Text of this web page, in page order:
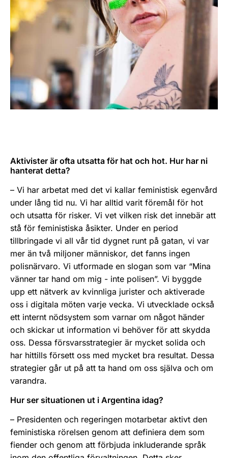
Aktivister är ofta utsatta för hat och hot. Hur har ni
hanterat detta?
– Vi har arbetat med det vi kallar feministisk egenvård
under lång tid nu. Vi har alltid varit föremål för hot
och utsatta för risker. Vi vet vilken risk det innebär att
stå för feministiska åsikter. Under en period
tillbringade vi all vår tid dygnet runt på gatan, vi var
mer än två miljoner människor, det fanns ingen
polisnärvaro. Vi utformade en slogan som var “Mina
vänner tar hand om mig - inte polisen”. Vi byggde
upp ett nätverk av kvinnliga jurister och aktiverade
oss i digitala möten varje vecka. Vi utvecklade också
ett internt nödsystem som varnar om något händer
och skickar ut information vi behöver för att skydda
oss. Dessa försvarsstrategier är mycket solida och
har hittills försett oss med mycket bra resultat. Dessa
strategier går ut på att ta hand om oss själva och om
varandra.
Hur ser situationen ut i Argentina idag?
– Presidenten och regeringen motarbetar aktivt den
feministiska rörelsen genom att definiera dem som
fiender och genom att förbjuda inkluderande språk